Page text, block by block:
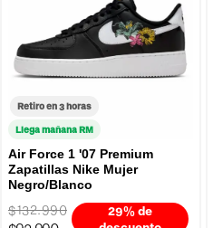
Retiro en 3 horas
Llega mañana RM
Air Force 1 '07 Premium
Zapatillas Nike Mujer
Negro/Blanco
$132.990
29% de